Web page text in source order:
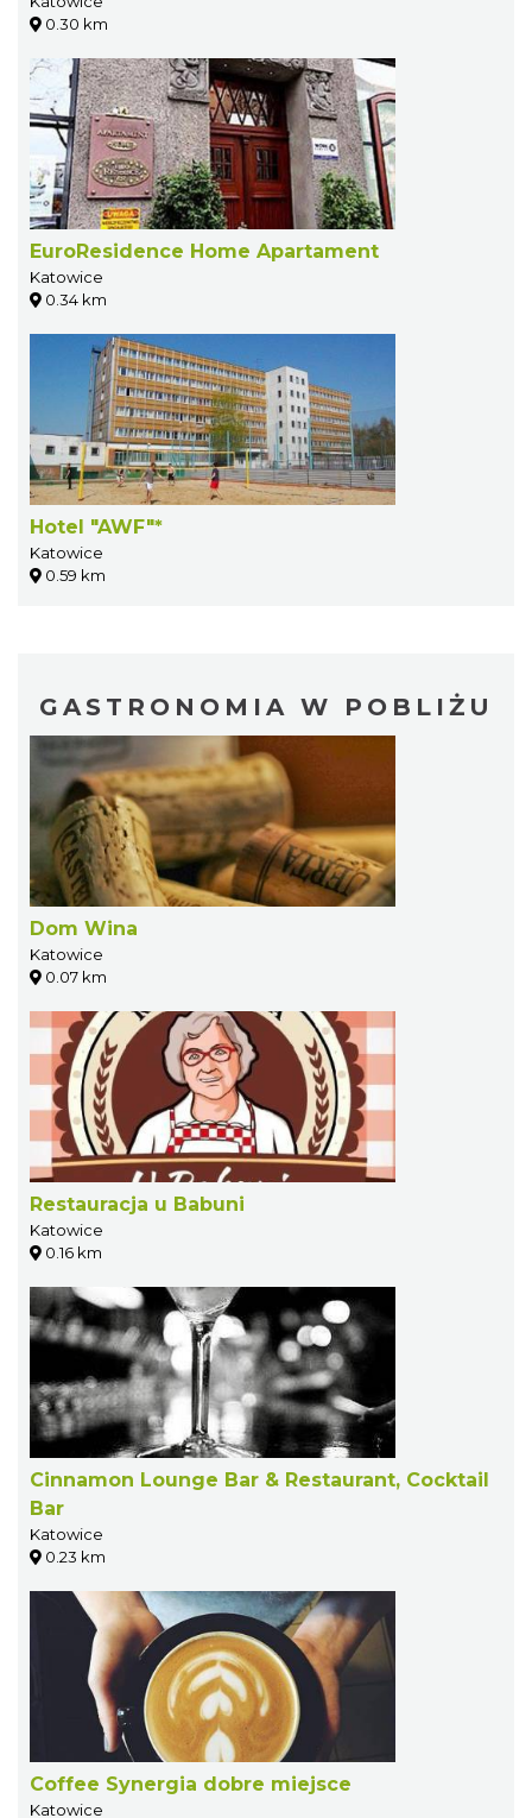
0.30 km
EuroResidence Home Apartament
Katowice
0.34 km
Hotel "AWF"*
Katowice
0.59 km
GASTRONOMIA W POBLIŻU
Dom Wina
Katowice
0.07 km
Restauracja u Babuni
Katowice
0.16 km
Cinnamon Lounge Bar & Restaurant, Cocktail
Bar
Katowice
0.23 km
Coffee Synergia dobre miejsce
Katowice